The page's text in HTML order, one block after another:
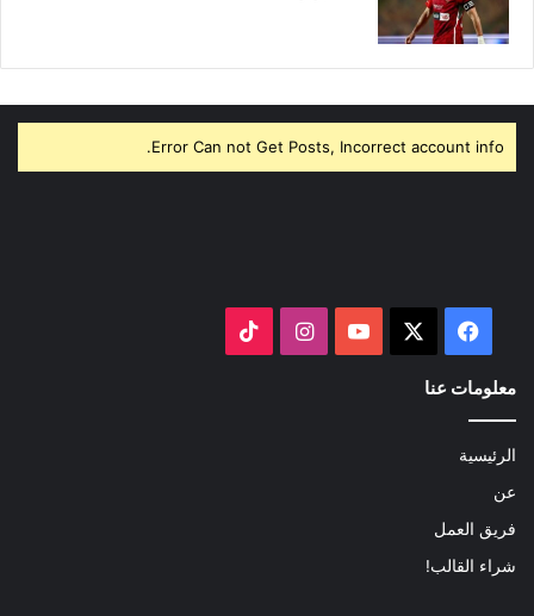
Error Can not Get Posts, Incorrect account info.
فيسبوك ‫YouTubeانستقرام
معلومات عنا
الرئيسية
عن
فريق العمل
شراء القالب!